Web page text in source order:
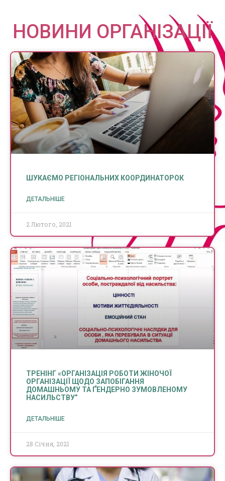
НОВИНИ ОРГАНІЗАЦІЇ
ШУКАЄМО РЕГІОНАЛЬНИХ КООРДИНАТОРОК
ДЕТАЛЬНІШЕ
2 Лютого, 2021
ТРЕНІНГ «ОРГАНІЗАЦІЯ РОБОТИ ЖІНОЧОЇ
ОРГАНІЗАЦІЇ ЩОДО ЗАПОБІГАННЯ
ДОМАШНЬОМУ ТА ҐЕНДЕРНО ЗУМОВЛЕНОМУ
НАСИЛЬСТВУ”
ДЕТАЛЬНІШЕ
28 Січня, 2021